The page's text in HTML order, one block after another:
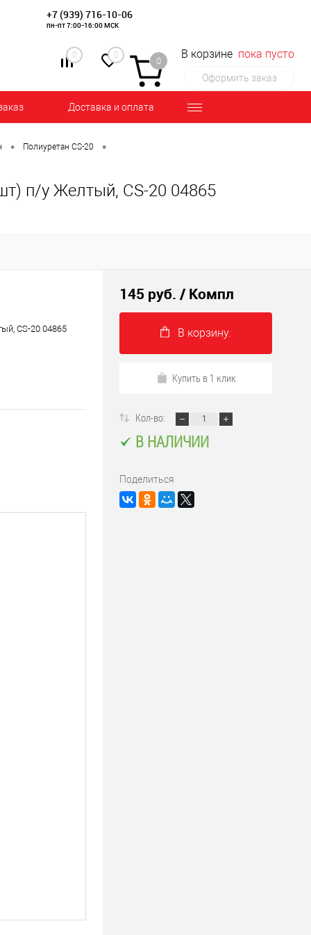
+7 (939) 716-10-06
пн-пт 7:00-16:00 МСК
0 0
0
В корзине пока пусто
Оформить заказ
Доставка и оплата
• Полиуретан CS-20 •
п/у Желтый, CS-20 04865
CS-20 04865
145 руб. / Компл
В корзину.
Купить в 1 клик
Кол-во:
В НАЛИЧИИ
Поделиться